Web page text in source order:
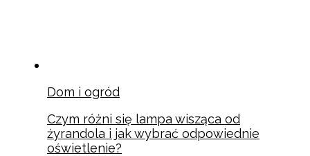
Dom i ogród
Czym różni się lampa wisząca od
żyrandola i jak wybrać odpowiednie
oświetlenie?